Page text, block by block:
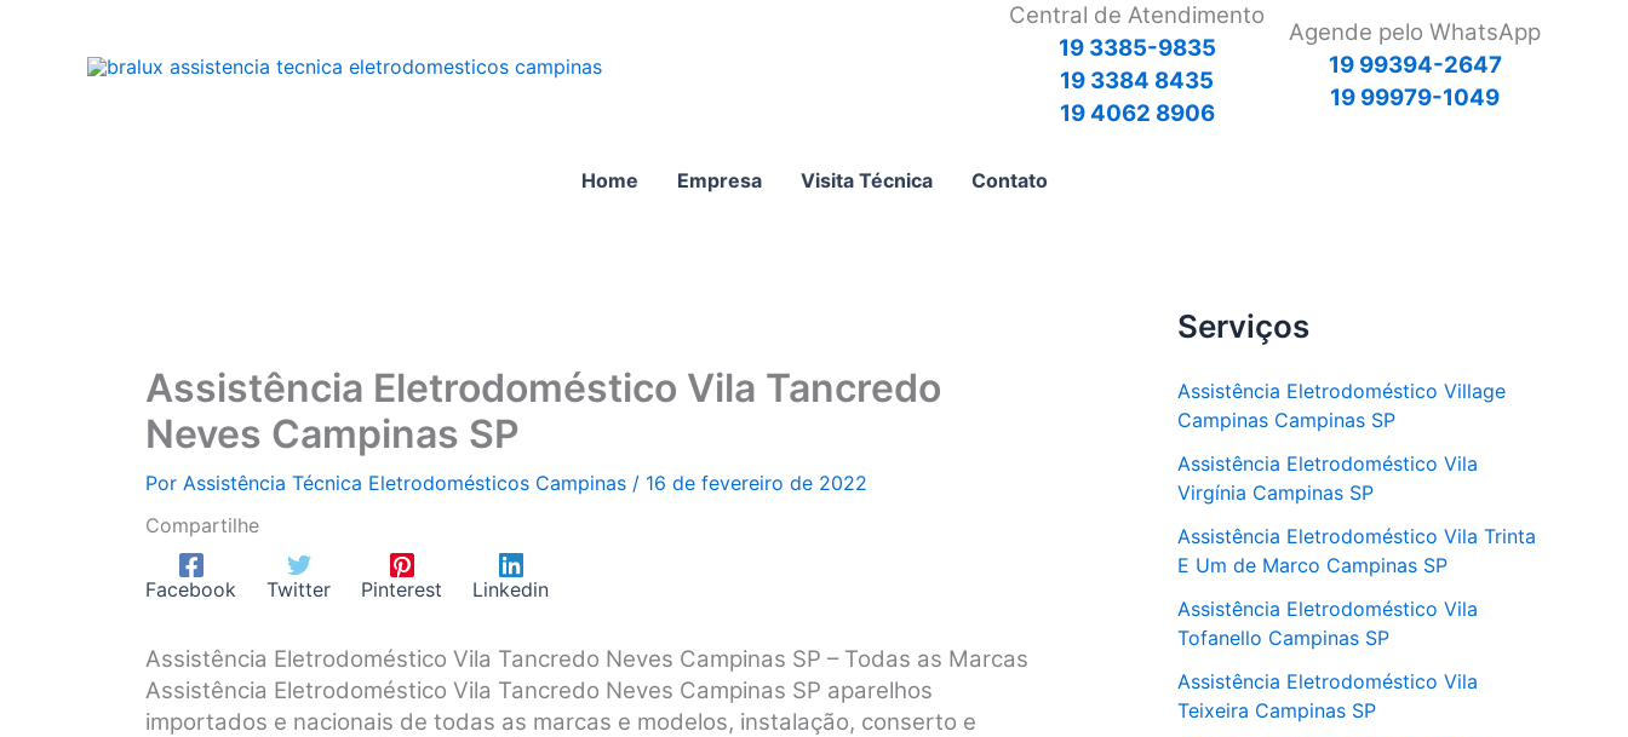
Central de Atendimento
19 3385-9835
19 3384 8435
19 4062 8906
Agende pelo WhatsApp
19 99394-2647
19 99979-1049
Home Empresa Visita Técnica Contato
Assistência Eletrodoméstico Vila Tancredo
Neves Campinas SP
Por Assistência Técnica Eletrodomésticos Campinas / 16 de fevereiro de 2022
Compartilhe
Facebook Twitter Pinterest Linkedin
Assistência Eletrodoméstico Vila Tancredo Neves Campinas SP – Todas as Marcas
Assistência Eletrodoméstico Vila Tancredo Neves Campinas SP aparelhos
importados e nacionais de todas as marcas e modelos, instalação, conserto e
Serviços
Assistência Eletrodoméstico Village
Campinas Campinas SP
Assistência Eletrodoméstico Vila
Virgínia Campinas SP
Assistência Eletrodoméstico Vila Trinta
E Um de Marco Campinas SP
Assistência Eletrodoméstico Vila
Tofanello Campinas SP
Assistência Eletrodoméstico Vila
Teixeira Campinas SP